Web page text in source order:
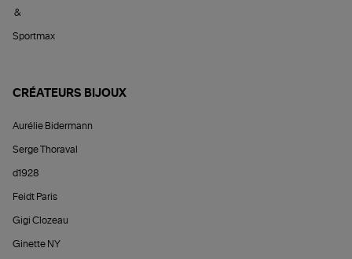
&
Sportmax
CRÉATEURS BIJOUX
Aurélie Bidermann
Serge Thoraval
d1928
Feidt Paris
Gigi Clozeau
Ginette NY